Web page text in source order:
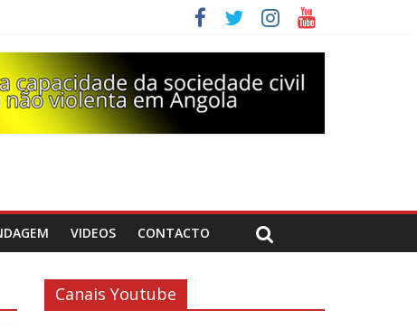
VIDEOS CONTACTO
Canais Youtube